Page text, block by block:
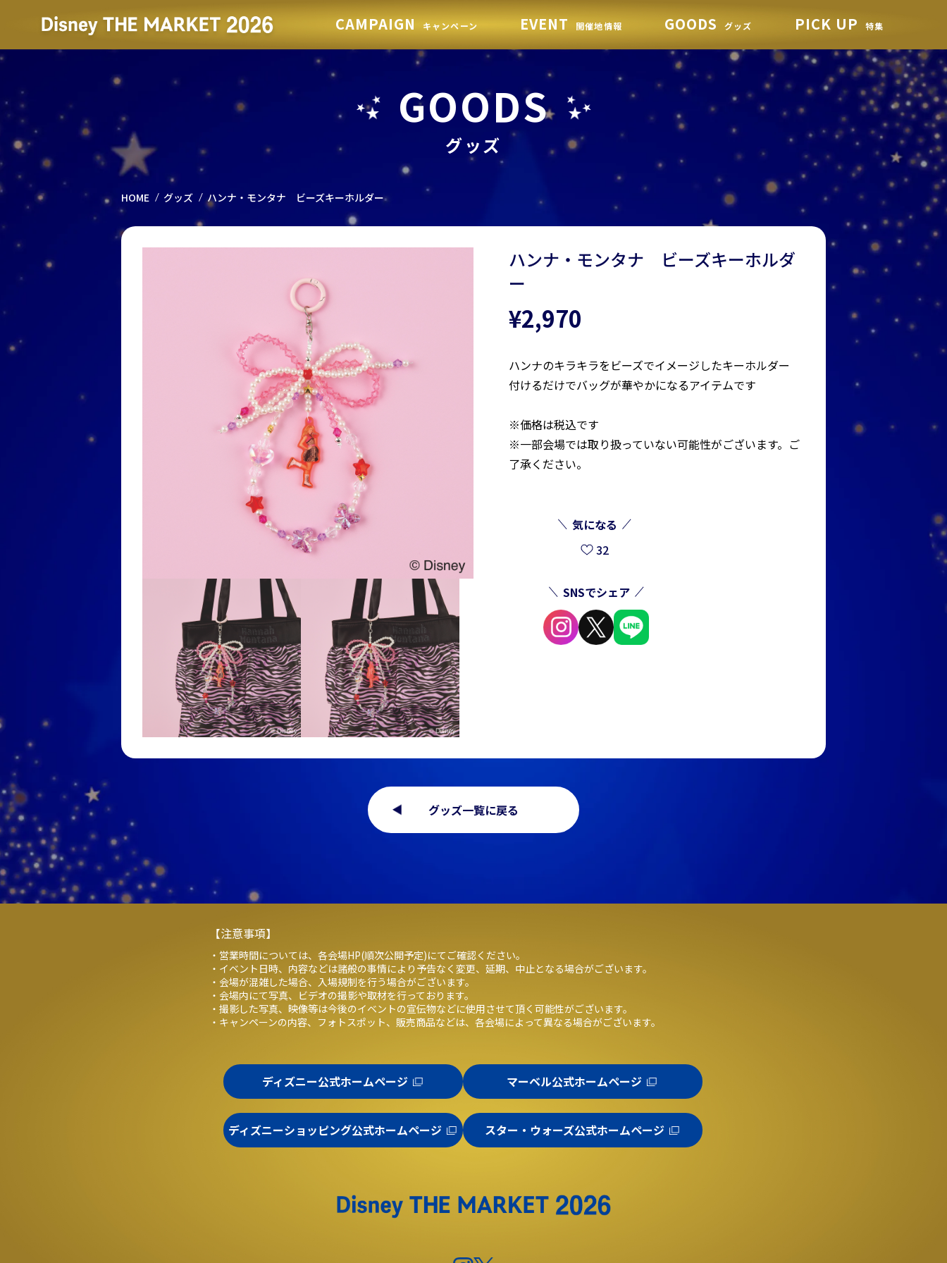
CAMPAIGN キャンペーン EVENT 開催地情報 GOODS グッズ PICK UP 特集
GOODS
グッズ
HOME グッズ ハンナ・モンタナ ビーズキーホルダー
ハンナ・モンタナ ビーズキーホルダ
ー
¥2,970
ハンナのキラキラをビーズでイメージしたキーホルダー
付けるだけでバッグが華やかになるアイテムです
※価格は税込です
※一部会場では取り扱っていない可能性がございます。ご
了承ください。
気になる
32
SNSでシェア
グッズ一覧に戻る
【注意事項】
・営業時間については、各会場HP(順次公開予定)にてご確認ください。
・イベント日時、内容などは諸般の事情により予告なく変更、延期、中止となる場合がございます。
・会場が混雑した場合、入場規制を行う場合がございます。
・会場内にて写真、ビデオの撮影や取材を行っております。
・撮影した写真、映像等は今後のイベントの宣伝物などに使用させて頂く可能性がございます。
・キャンペーンの内容、フォトスポット、販売商品などは、各会場によって異なる場合がございます。
ディズニー公式ホームページ
ディズニーショッピング公式ホームページ
マーベル公式ホームページ
スター・ウォーズ公式ホームページ